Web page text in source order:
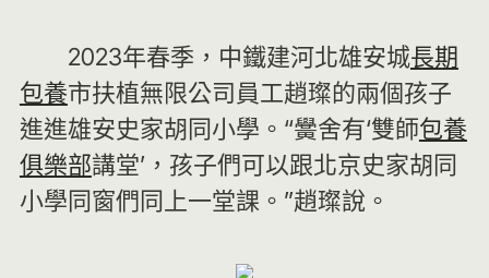
2023年春季，中鐵建河北雄安城長期
包養市扶植無限公司員工趙璨的兩個孩子
進進雄安史家胡同小學。“黌舍有‘雙師包養
俱樂部講堂’，孩子們可以跟北京史家胡同
小學同窗們同上一堂課。”趙璨說。